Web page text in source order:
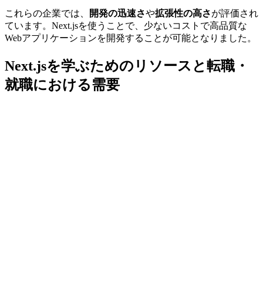
これらの企業では、 開発の迅速さや拡張性の高さが評価され
ています。Next.jsを使うことで、少ないコストで高品質な
Webアプリケーションを開発することが可能となりました。
Next.jsを学ぶためのリソースと転職・
就職における需要